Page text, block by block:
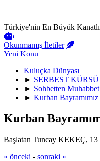
Türkiye'nin En Büyük
Okunmamış İletiler
Yeni Konu
Kuluçka Dünyası
► SERBEST KÜRSÜ
► Sohbetten
► Kurban
Kurban
Başlatan Tuncay KEKEÇ, 13
« önceki - sonraki »